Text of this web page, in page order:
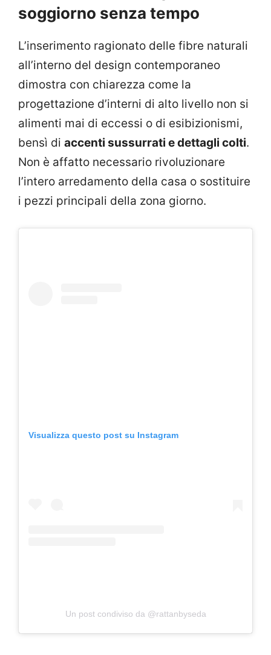
soggiorno senza tempo
L’inserimento ragionato delle fibre naturali
all’interno del design contemporaneo
dimostra con chiarezza come la
progettazione d’interni di alto livello non si
alimenti mai di eccessi o di esibizionismi,
bensì di accenti sussurrati e dettagli colti.
Non è affatto necessario rivoluzionare
l’intero arredamento della casa o sostituire
i pezzi principali della zona giorno.
Visualizza questo post su Instagram
Un post condiviso da @rattanbyseda